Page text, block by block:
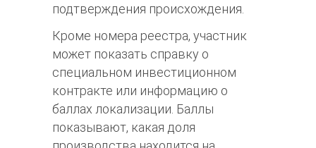
подтверждения происхождения.​​
Кроме номера реестра, участник
может показать справку о
специальном инвестиционном
контракте или информацию о
баллах локализации. Баллы
показывают, какая доля